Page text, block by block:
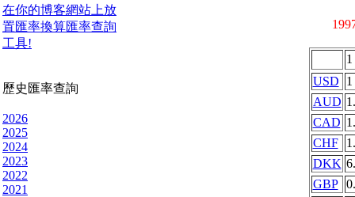
在你的博客網站上放
置匯率換算匯率查詢
工具!
歷史匯率查詢
2026
2025
2024
2023
2022
2021
1
USD
1
AUD
CAD
CHF
DKK
GBP